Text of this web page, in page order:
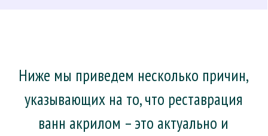
Ниже мы приведем несколько причин,
указывающих на то, что реставрация
ванн акрилом – это актуально и